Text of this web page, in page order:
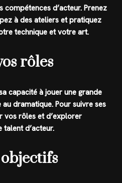
d’acteur. Prenez
à des ateliers et pratiquez
technique et votre art.
rôles
capacité à jouer une grande
dramatique. Pour suivre ses
vos rôles et d’explorer
d’acteur.